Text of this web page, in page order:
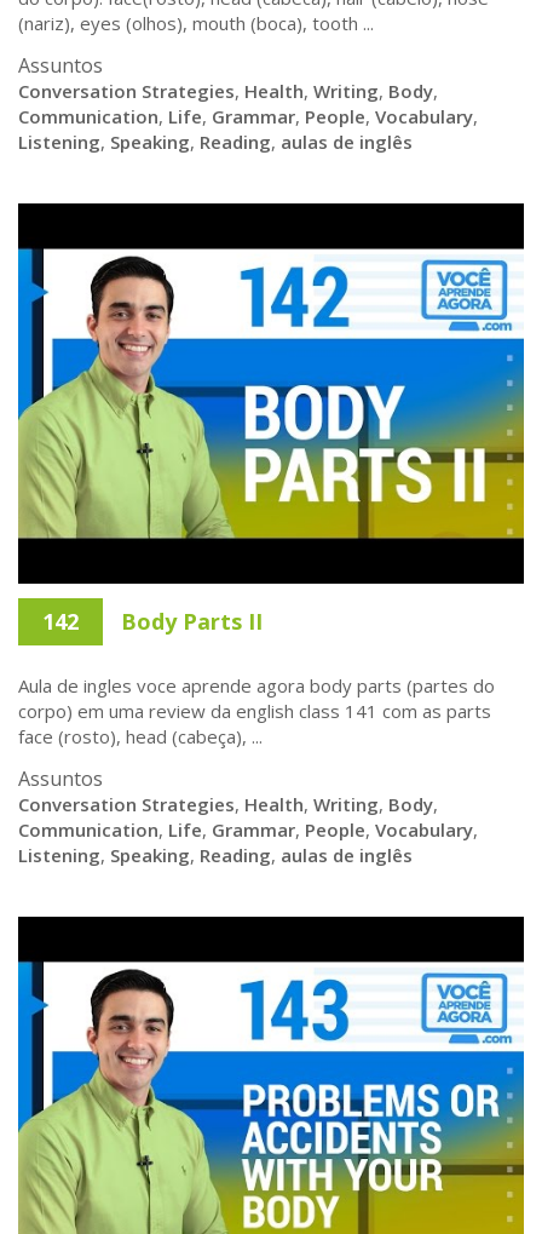
(nariz), eyes (olhos), mouth (boca), tooth ...
Assuntos
Conversation Strategies, Health, Writing, Body,
Communication, Life, Grammar, People, Vocabulary,
Listening, Speaking, Reading, aulas de inglês
142 Body Parts II
Aula de ingles voce aprende agora body parts (partes do
corpo) em uma review da english class 141 com as parts
face (rosto), head (cabeça), ...
Assuntos
Conversation Strategies, Health, Writing, Body,
Communication, Life, Grammar, People, Vocabulary,
Listening, Speaking, Reading, aulas de inglês